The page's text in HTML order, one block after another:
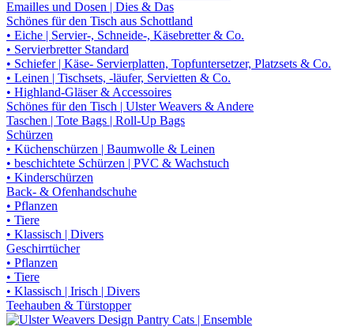
Emailles und Dosen | Dies & Das
Schönes für den Tisch aus Schottland
• Eiche | Servier-, Schneide-, Käsebretter & Co.
• Servierbretter Standard
• Schiefer | Käse- Servierplatten, Topfuntersetzer, Platzsets & Co.
• Leinen | Tischsets, -läufer, Servietten & Co.
• Highland-Gläser & Accessoires
Schönes für den Tisch | Ulster Weavers & Andere
Taschen | Tote Bags | Roll-Up Bags
Schürzen
• Küchenschürzen | Baumwolle & Leinen
• beschichtete Schürzen | PVC & Wachstuch
• Kinderschürzen
Back- & Ofenhandschuhe
• Pflanzen
• Tiere
• Klassisch | Divers
Geschirrtücher
• Pflanzen
• Tiere
• Klassisch | Irisch | Divers
Teehauben & Türstopper